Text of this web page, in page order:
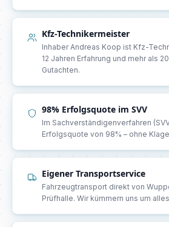
Kfz-Technikermeister
Inhaber Andreas Koop ist Kfz-
12 Jahren Erfahrung und mehr als
Gutachten.
98% Erfolgsquote im SVV
Im Sachverständigenverfahren
Erfolgsquote von 98% – ohne
Eigener Transportservice
Fahrzeugtransport direkt von
Prüfhalle. Wir kümmern uns um